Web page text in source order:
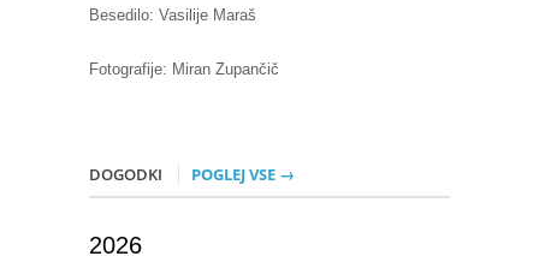
Besedilo: Vasilije Maraš
Fotografije: Miran Zupančič
DOGODKI POGLEJ VSE →
2026